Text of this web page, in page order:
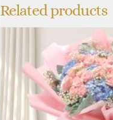
Related products